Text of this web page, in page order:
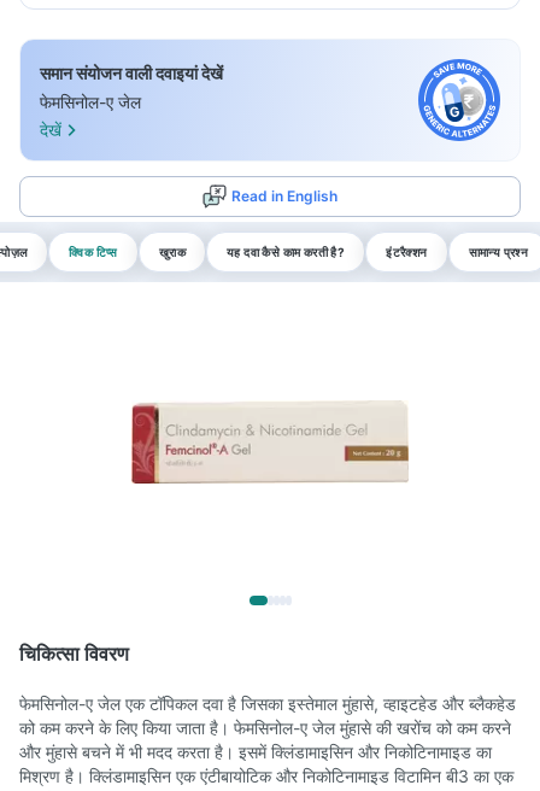
समान संयोजन वाली दवाइयां देखें
फेमसिनोल-ए जेल
देखें
Read in English
क्विक टिप्स खुराक यह दवा कैसे काम करती है? इंटरैक्शन सामान्य प्रश्न
चिकित्सा विवरण
फेमसिनोल-ए जेल एक टॉपिकल दवा है जिसका इस्तेमाल मुंहासे, व्हाइटहेड और ब्लैकहेड
को कम करने के लिए किया जाता है। फेमसिनोल-ए जेल मुंहासे की खरोंच को कम करने
और मुंहासे बचने में भी मदद करता है। इसमें क्लिंडामाइसिन और निकोटिनामाइड का
मिश्रण है। क्लिंडामाइसिन एक एंटीबायोटिक और निकोटिनामाइड विटामिन बी3 का एक